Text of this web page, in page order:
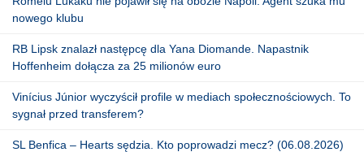
nowego klubu
RB Lipsk znalazł następcę dla Yana Diomande. Napastnik
Hoffenheim dołącza za 25 milionów euro
Vinícius Júnior wyczyścił profile w mediach społecznościowych. To
sygnał przed transferem?
SL Benfica – Hearts sędzia. Kto poprowadzi mecz? (06.08.2026)